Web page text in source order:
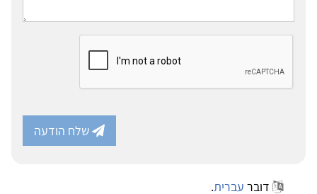
שלח הודעה
דובר עברית.